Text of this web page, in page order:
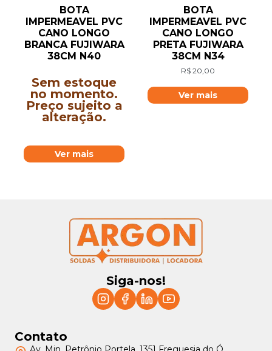
BOTA
IMPERMEAVEL PVC
CANO LONGO
BRANCA FUJIWARA
38CM N40
Sem estoque
no momento.
Preço sujeito a
alteração.
Ver mais
BOTA
IMPERMEAVEL PVC
CANO LONGO
PRETA FUJIWARA
38CM N34
R$ 20,00
Ver mais
Siga-nos!
Contato